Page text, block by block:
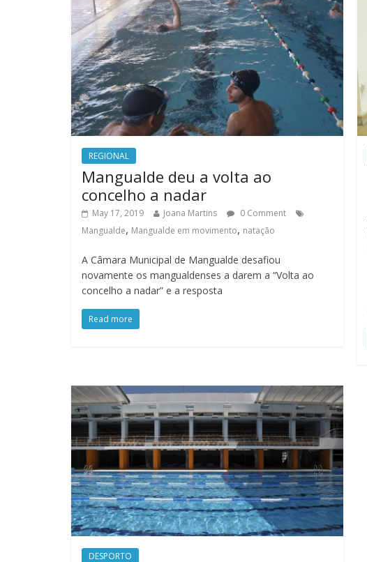
REGIONAL
Mangualde deu a volta ao
concelho a nadar
May 17, 2019 Joana Martins
0 Comment
Mangualde, Mangualde em movimento, natação
A Câmara Municipal de Mangualde desafiou
novamente os mangualdenses a darem a “Volta ao
concelho a nadar” e a resposta
Read more
DESPORTO